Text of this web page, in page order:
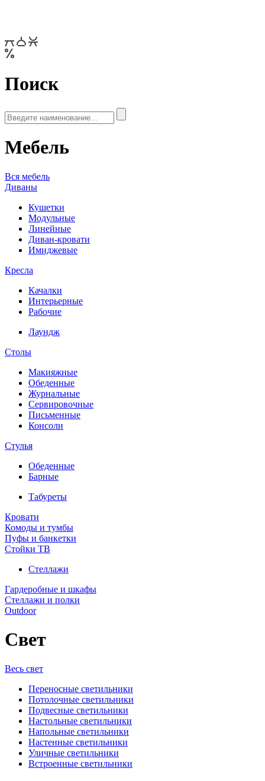
Поиск
Мебель
Вся мебель
Диваны
Кушетки
Модульные
Линейные
Диван-кровати
Имиджевые
Кресла
Качалки
Интерьерные
Рабочие
Лаундж
Столы
Макияжные
Обеденные
Журнальные
Сервировочные
Письменные
Консоли
Стулья
Обеденные
Барные
Табуреты
Кровати
Комоды и тумбы
Пуфы и банкетки
Стойки ТВ
Стеллажи
Гардеробные и шкафы
Стеллажи и полки
Outdoor
Свет
Весь свет
Переносные светильники
Потолочные светильники
Подвесные светильники
Настольные светильники
Напольные светильники
Настенные светильники
Уличные светильники
Встроенные светильники